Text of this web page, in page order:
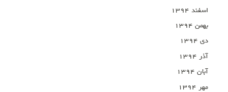
اسفند ۱۳۹۴
بهمن ۱۳۹۴
دی ۱۳۹۴
آذر ۱۳۹۴
آبان ۱۳۹۴
مهر ۱۳۹۴